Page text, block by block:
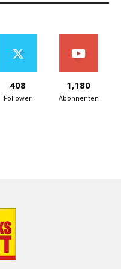
408
Follower
1,180
Abonnenten